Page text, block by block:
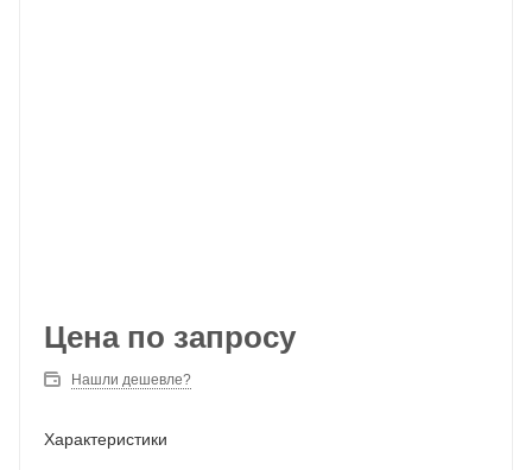
Цена по запросу
Нашли дешевле?
Характеристики